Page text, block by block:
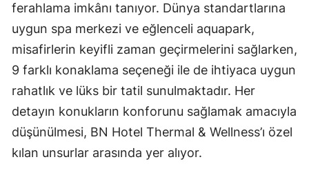
ferahlama imkânı tanıyor. Dünya standartlarına
uygun spa merkezi ve eğlenceli aquapark,
misafirlerin keyifli zaman geçirmelerini sağlarken,
9 farklı konaklama seçeneği ile de ihtiyaca uygun
rahatlık ve lüks bir tatil sunulmaktadır. Her
detayın konukların konforunu sağlamak amacıyla
düşünülmesi, BN Hotel Thermal & Wellness’ı özel
kılan unsurlar arasında yer alıyor.